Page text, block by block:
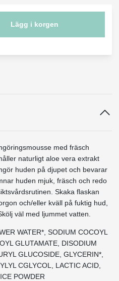
Lägg i korgen
med fräsch
naturligt aloe vera extrakt
huden på djupet och bevarar
huden mjuk, fräsch och redo
Skaka flaskan
och/eller kväll på fuktig hud,
väl med ljummet vatten.
WATER*, SODIUM COCOYL
GLUTAMATE, DISODIUM
GLUCOSIDE, GLYCERIN*,
CGLYCOL, LACTIC ACID,
POWDER